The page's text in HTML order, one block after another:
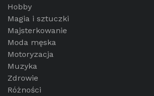
Hobby
Magia i sztuczki
Majsterkowanie
Moda męska
Motoryzacja
Muzyka
Zdrowie
Różności